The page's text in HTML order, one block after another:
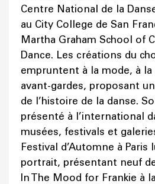
Centre National de la
au City College de San
Martha Graham School of
Dance. Les créations du
empruntent à la mode, à
avant-gardes, proposant
de l’histoire de la danse.
présenté à l’international
musées, festivals et
Festival d’Automne à Paris
portrait, présentant neuf
In The Mood for Frankie à